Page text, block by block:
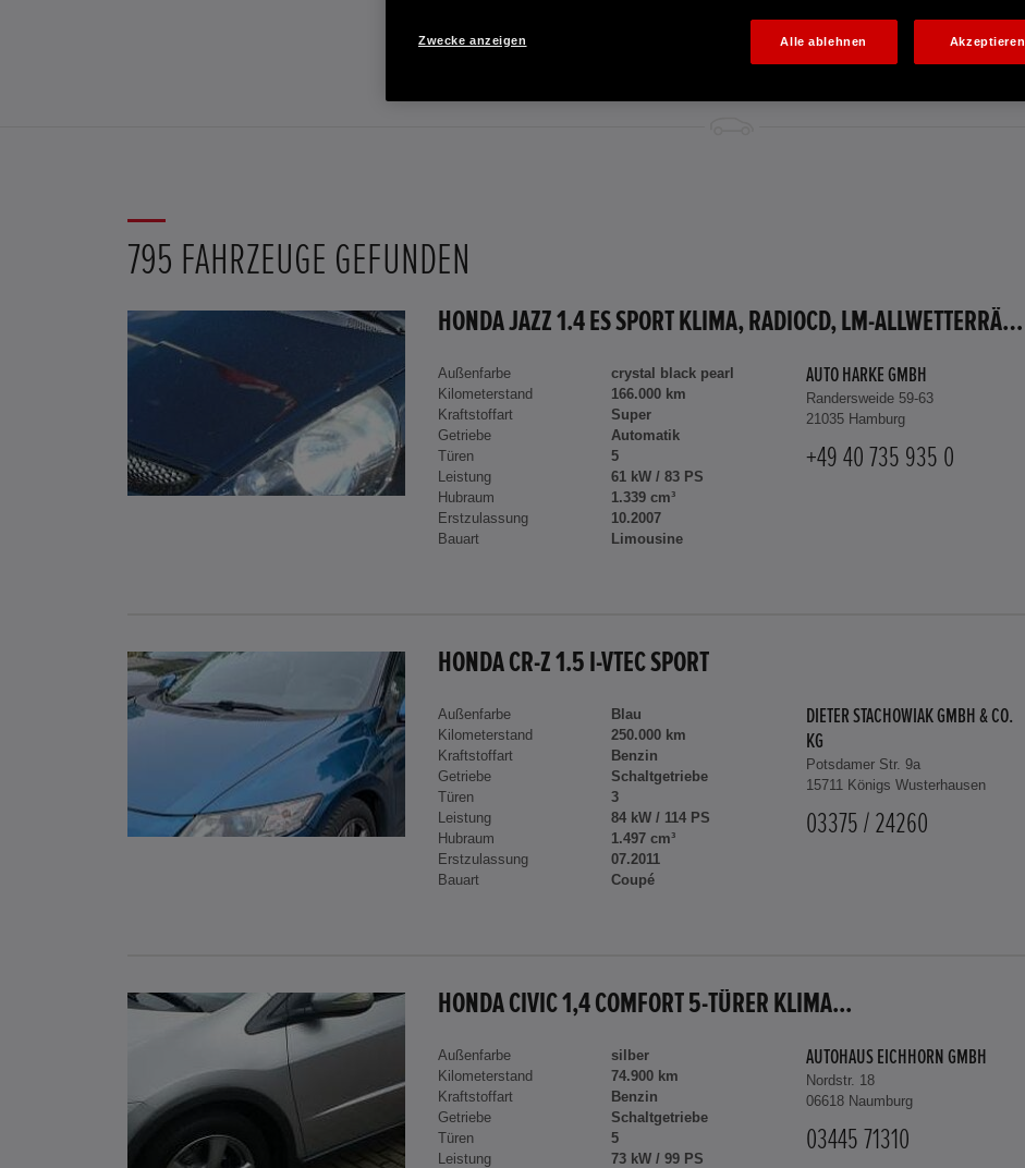
795 FAHRZEUGE GEFUNDEN
HONDA JAZZ 1.4 ES SPORT KLIMA, RADIOCD, LM-ALLWETTERRÄDER, PRIVACY
Außenfarbe
crystal black pearl
Kilometerstand
166.000 km
Kraftstoffart
Super
Getriebe
Automatik
Türen
5
Leistung
61 kW / 83 PS
Hubraum
1.339 cm³
Erstzulassung
10.2007
Bauart
Limousine
AUTO HARKE GMBH
Randersweide 59-63
21035 Hamburg
+49 40 735 935 0
HONDA CR-Z 1.5 I-VTEC SPORT
Außenfarbe
Blau
Kilometerstand
250.000 km
Kraftstoffart
Benzin
Getriebe
Schaltgetriebe
Türen
3
Leistung
84 kW / 114 PS
Hubraum
1.497 cm³
Erstzulassung
07.2011
Bauart
Coupé
DIETER STACHOWIAK GMBH & CO.
KG
Potsdamer Str. 9a
15711 Königs Wusterhausen
03375 / 24260
HONDA CIVIC 1,4 COMFORT 5-TÜRER KLIMA...
Außenfarbe
silber
Kilometerstand
74.900 km
Kraftstoffart
Benzin
Getriebe
Schaltgetriebe
Türen
5
Leistung
73 kW / 99 PS
AUTOHAUS EICHHORN GMBH
Nordstr. 18
06618 Naumburg
03445 71310
Zwecke anzeigen Alle ablehnen Akzeptieren